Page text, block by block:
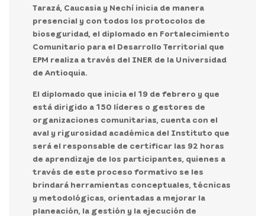
Tarazá, Caucasia y Nechí inicia de manera
presencial y con todos los protocolos de
bioseguridad, el diplomado en Fortalecimiento
Comunitario para el Desarrollo Territorial que
EPM realiza a través del INER de la Universidad
de Antioquia.
El diplomado que inicia el 19 de febrero y que
está dirigido a 150 líderes o gestores de
organizaciones comunitarias, cuenta con el
aval y rigurosidad académica del Instituto que
será el responsable de certificar las 92 horas
de aprendizaje de los participantes, quienes a
través de este proceso formativo se les
brindará herramientas conceptuales, técnicas
y metodológicas, orientadas a mejorar la
planeación, la gestión y la ejecución de